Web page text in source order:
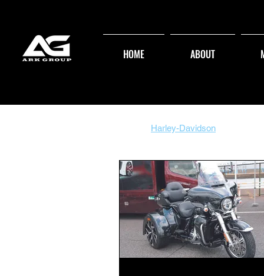
HOME ABOUT
Harley-Davidson